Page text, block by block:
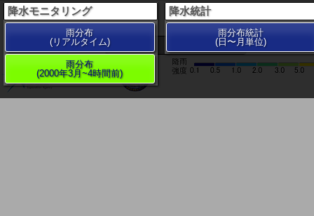
降水モニタリング
雨分布
(リアルタイム)
雨分布
(2000年3月~4時間前)
降水統計
雨分布統計
(日〜月単位)